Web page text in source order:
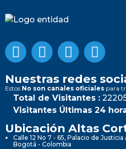
Nuestras redes
Estos No son canales oficiales para
Total de Visitantes :
Visitantes Últimas 24
Ubicación Altas
Calle 12 No 7 - 65, Palacio de
Bogotá - Colombia